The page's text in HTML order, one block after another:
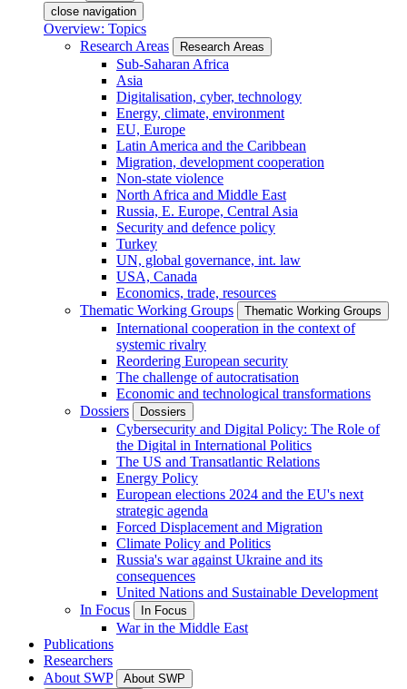
close navigation
Overview: Topics
Research Areas
Research Areas
Sub-Saharan Africa
Asia
Digitalisation, cyber, technology
Energy, climate, environment
EU, Europe
Latin America and the Caribbean
Migration, development cooperation
Non-state violence
North Africa and Middle East
Russia, E. Europe, Central Asia
Security and defence policy
Turkey
UN, global governance, int. law
USA, Canada
Economics, trade, resources
Thematic Working Groups
Thematic Working Groups
International cooperation in the context of
systemic rivalry
Reordering European security
The challenge of autocratisation
Economic and technological transformations
Dossiers
Dossiers
Cybersecurity and Digital Policy: The Role of
the Digital in International Politics
The US and Transatlantic Relations
Energy Policy
European elections 2024 and the EU's next
strategic agenda
Forced Displacement and Migration
Climate Policy and Politics
Russia's war against Ukraine and its
consequences
United Nations and Sustainable Development
In Focus
In Focus
War in the Middle East
Publications
Researchers
About SWP
About SWP